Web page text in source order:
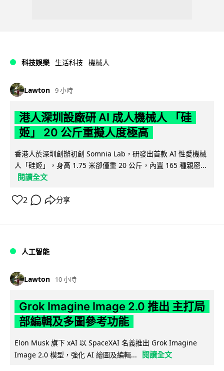
科技娛樂 生活科技 機械人
Lawton 9 小時
港人深圳設廠研 AI 成人機械人 「硅
姬」 20 公斤重擬人度極高
香港人於深圳創辦初創 Somnia Lab，研發出首款 AI 性愛機械
人「硅姬」，身高 1.75 米卻僅重 20 公斤，內置 165 種親密...
閱讀全文
2 分享
人工智能
Lawton 10 小時
Grok Imagine Image 2.0 推出 主打局
部編輯及多圖參考功能
Elon Musk 旗下 xAI 以 SpaceXAI 名義推出 Grok Imagine
Image 2.0 模型，強化 AI 繪圖及編輯...
閱讀全文